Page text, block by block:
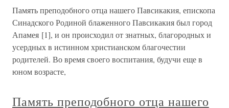
Память преподобного отца нашего Павсикакия, епископа
Синадского Родиной блаженного Павсикакия был город
Апамея [1], и он происходил от знатных, благородных и
усердных в истинном христианском благочестии
родителей. Во время своего воспитания, будучи еще в
юном возрасте,
Память преподобного отца нашего